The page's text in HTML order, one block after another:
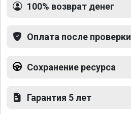
100% возврат денег
Оплата после проверки
Сохранение ресурса
Гарантия 5 лет